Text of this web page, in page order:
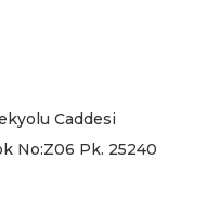
Caddesi
No:Z06 Pk. 25240